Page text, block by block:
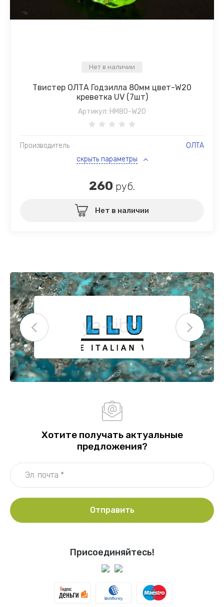
Нет в наличии
Твистер ОЛТА Годзилла 80мм цвет-W20
креветка UV (7шт)
Артикул: HM80-W20
Производитель
ОЛТА
скрыть параметры
260 руб.
Нет в наличии
Присоединяйтесь!
Хотите получать актуальные
предложения?
Отправить